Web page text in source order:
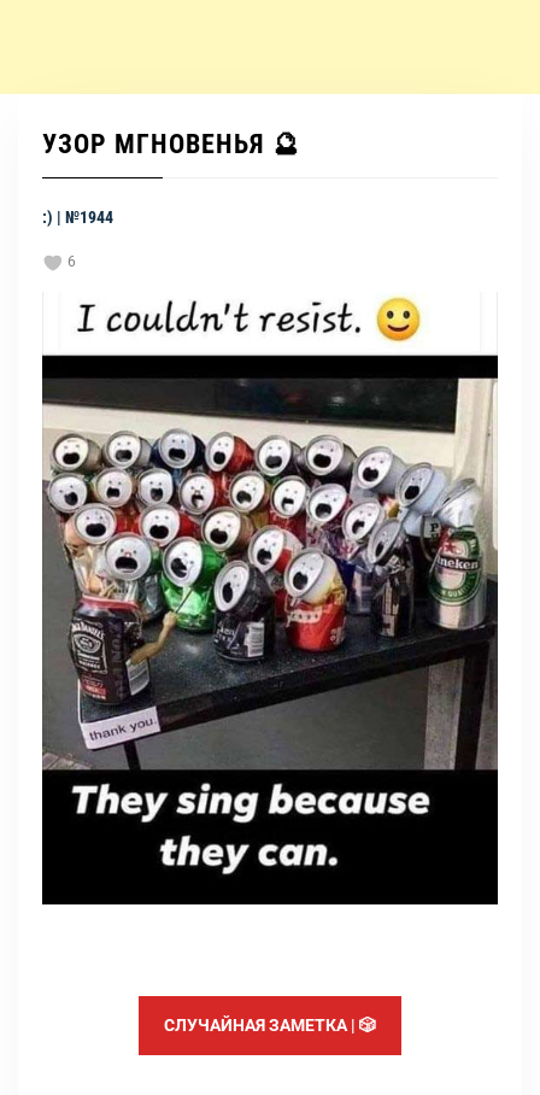
УЗОР МГНОВЕНЬЯ 🔮
:) | №1944
6
СЛУЧАЙНАЯ ЗАМЕТКА | 🎲